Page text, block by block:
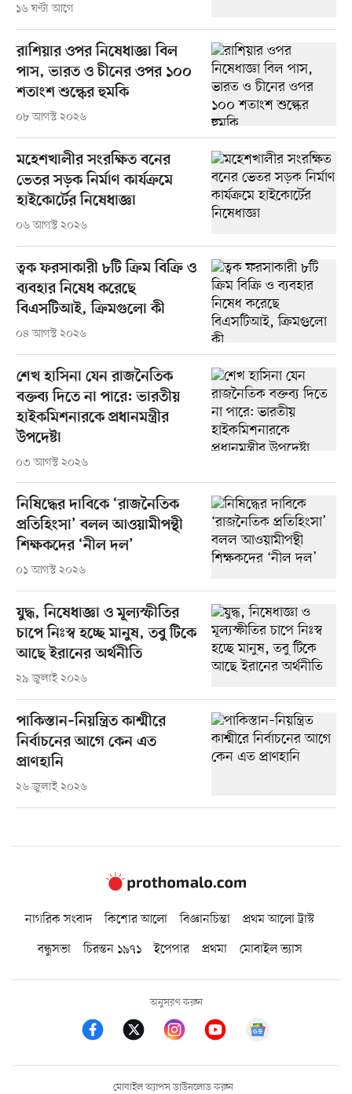
১৬ ঘণ্টা আগে
রাশিয়ার ওপর নিষেধাজ্ঞা বিল
পাস, ভারত ও চীনের ওপর ১০০
শতাংশ শুল্কের হুমকি
০৮ আগস্ট ২০২৬
মহেশখালীর সংরক্ষিত বনের
ভেতর সড়ক নির্মাণ কার্যক্রমে
হাইকোর্টের নিষেধাজ্ঞা
০৬ আগস্ট ২০২৬
ত্বক ফরসাকারী ৮টি ক্রিম বিক্রি ও
ব্যবহার নিষেধ করেছে
বিএসটিআই, ক্রিমগুলো কী
০৪ আগস্ট ২০২৬
শেখ হাসিনা যেন রাজনৈতিক
বক্তব্য দিতে না পারে: ভারতীয়
হাইকমিশনারকে প্রধানমন্ত্রীর
উপদেষ্টা
০৩ আগস্ট ২০২৬
নিষিদ্ধের দাবিকে ‘রাজনৈতিক
প্রতিহিংসা’ বলল আওয়ামীপন্থী
শিক্ষকদের ‘নীল দল’
০১ আগস্ট ২০২৬
যুদ্ধ, নিষেধাজ্ঞা ও মূল্যস্ফীতির
চাপে নিঃস্ব হচ্ছে মানুষ, তবু টিকে
আছে ইরানের অর্থনীতি
২৯ জুলাই ২০২৬
পাকিস্তান–নিয়ন্ত্রিত কাশ্মীরে
নির্বাচনের আগে কেন এত
প্রাণহানি
২৬ জুলাই ২০২৬
নাগরিক সংবাদ কিশোর আলো বিজ্ঞানচিন্তা
প্রথম আলো ট্রাস্ট
বন্ধুসভা
চিরন্তন ১৯৭১ ইপেপার প্রথমা মোবাইল ভ্যাস
অনুসরণ করুন
মোবাইল অ্যাপস ডাউনলোড করুন